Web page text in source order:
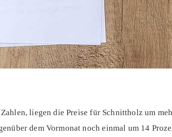
liegen die Preise für Schnittholz um
dem Vormonat noch einmal um 14